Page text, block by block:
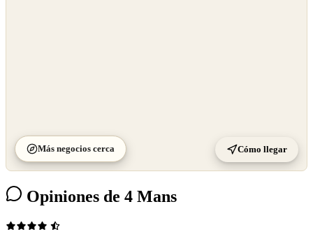
Más negocios cerca Cómo llegar
Opiniones de 4 Mans